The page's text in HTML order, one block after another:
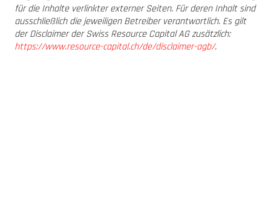
für die Inhalte verlinkter externer Seiten. Für deren Inhalt sind
ausschließlich die jeweiligen Betreiber verantwortlich. Es gilt
der Disclaimer der Swiss Resource Capital AG zusätzlich:
https://www.resource-capital.ch/de/disclaimer-agb/.